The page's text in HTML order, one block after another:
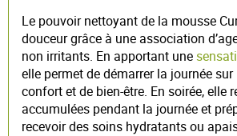
Le pouvoir nettoyant de la mousse
douceur grâce à une association
non irritants. En apportant une
elle permet de démarrer la journée
confort et de bien-être. En soirée, elle
accumulées pendant la journée et
recevoir des soins hydratants ou